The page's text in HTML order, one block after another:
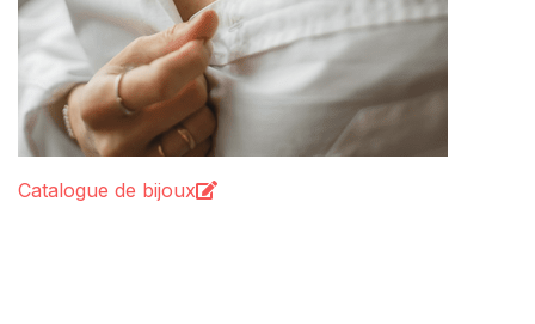
Catalogue de bijoux